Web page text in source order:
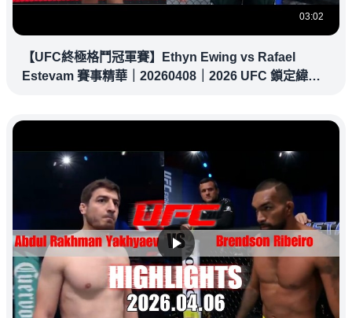
03:02
【UFC終極格鬥冠軍賽】Ethyn Ewing vs Rafael
Estevam 賽事精華｜20260408｜2026 UFC 鎖定緯